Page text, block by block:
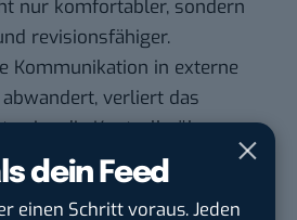
dein Feed
einen Schritt voraus. Jeden
nur komfortabler, sondern
revisionsfähiger.
Kommunikation in externe
verliert das
die Kontrolle über
Datenflüsse.
Realität: